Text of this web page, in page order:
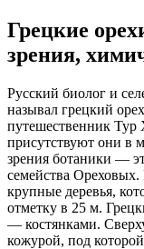
Грецкие
зрения,
Русский биолог и
называл грецкий
путешественник Тур
присутствуют они в
зрения ботаники —
семейства
крупные деревья,
отметку в 25 м.
— костянками.
кожурой, под которой